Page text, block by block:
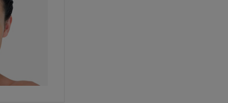
szerzői
A L'Oréal
(linket)